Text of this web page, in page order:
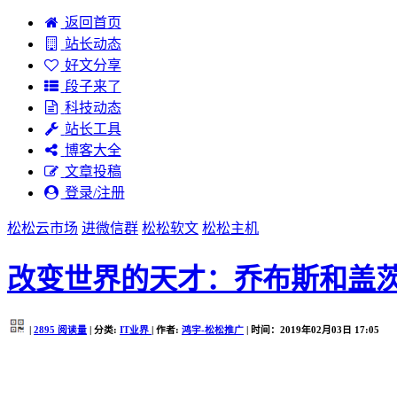
返回首页
站长动态
好文分享
段子来了
科技动态
站长工具
博客大全
文章投稿
登录/注册
松松云市场 进微信群 松松软文 松松主机
改变世界的天才：乔布斯和盖
| 2895 阅读量 | 分类: IT业界 | 作者: 鸿宇-松松推广 | 时间：2019年02月03日 17:05